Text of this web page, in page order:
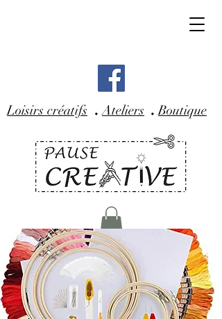
Loisirs créatifs .Ateliers .Boutique